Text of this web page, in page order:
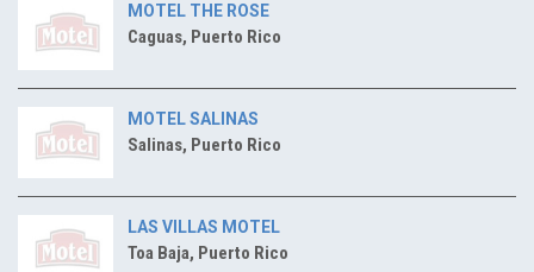
MOTEL THE ROSE
Caguas, Puerto Rico
MOTEL SALINAS
Salinas, Puerto Rico
LAS VILLAS MOTEL
Toa Baja, Puerto Rico